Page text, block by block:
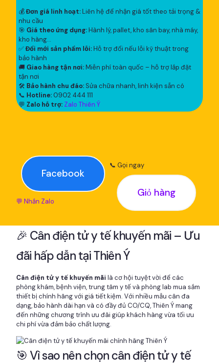
💰Đơn giá linh hoạt:Liên hệ để nhận giá tốt theo tải trọng &
nhu cầu
🎯 Giá theo ứng dụng:Hành lý, pallet, kho sân bay, nhà máy,
kho hàng...
✅Đổi mới sản phẩm lỗi:Hỗ trợ đổi nếu lỗi kỹ thuật trong
bảo hành
🚚 Giao hàng tận nơi:Miễn phí toàn quốc – hỗ trợ lắp đặt
tận nơi
🛠 Bảo hành chu đáo: Sửa chữa nhanh, linh kiện sẵn có
📞 Hotline: 0902 444 111
💬 Zalo hỗ trợ: Zalo Thiên Ý
Facebook
💬 Nhắn Zalo
📞 Gọi ngay
Giỏ hàng
🎉 Cân điện tử y tế khuyến mãi – Ưu
đãi hấp dẫn tại Thiên Ý
Cân điện tử y tế khuyến mãi là cơ hội tuyệt vời để các
phòng khám, bệnh viện, trung tâm y tế và phòng lab mua sắm
thiết bị chính hãng với giá tiết kiệm. Với nhiều mẫu cân đa
dạng, bảo hành dài hạn và có đầy đủ CO/CQ, Thiên Ý mang
đến những chương trình ưu đãi giúp khách hàng vừa tối ưu
chi phí vừa đảm bảo chất lượng.
🎯 Vì sao nên chọn cân điện tử y tế